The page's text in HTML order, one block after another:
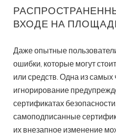
ВХОДЕ НА
Даже опытные
ошибки, которые могут
или средств. Одна из самых
игнорирование
сертификатах
самоподписанные
их внезапное изменение